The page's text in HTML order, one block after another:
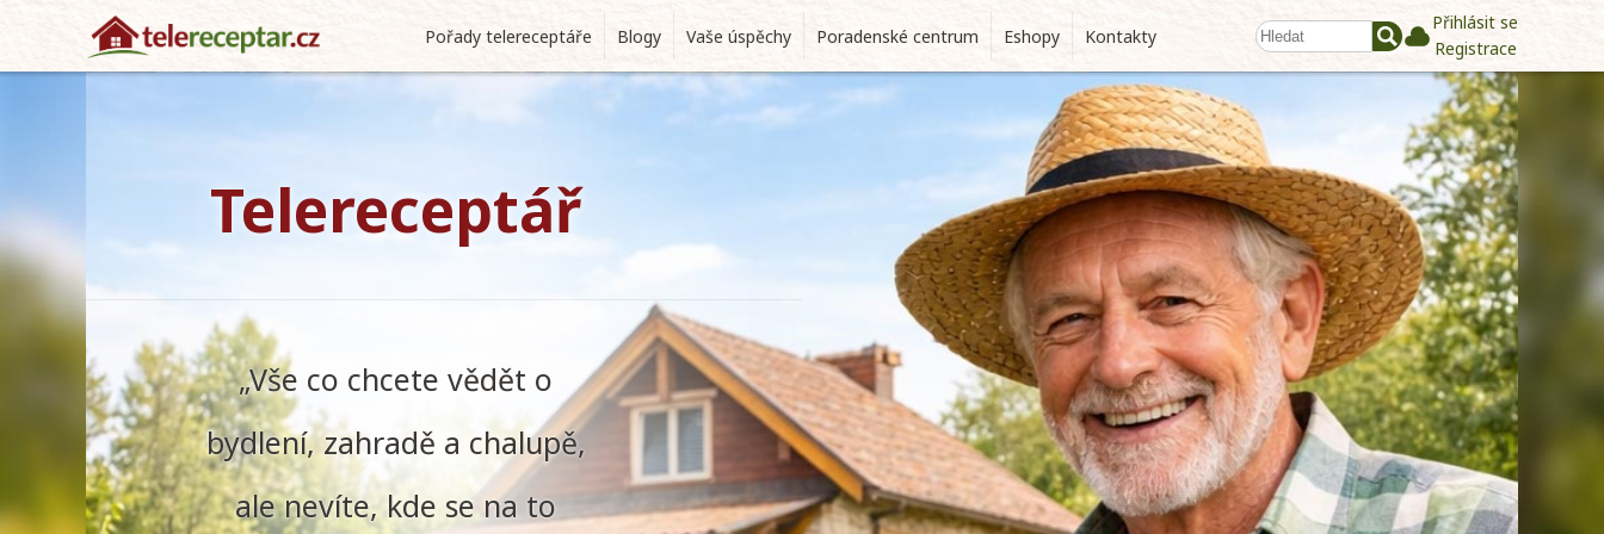
Pořady telereceptáře Blogy Vaše úspěchy Poradenské centrum Eshopy Kontakty
Přihlásit se
Registrace
Telereceptář
„Vše co chcete vědět o
bydlení, zahradě a chalupě,
ale nevíte, kde se na to